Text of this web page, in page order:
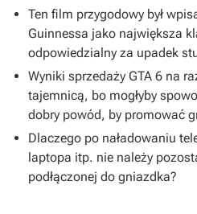
Ten film przygodowy był
Guinnessa jako największa
odpowiedzialny za upadek
Wyniki sprzedaży GTA 6 na
tajemnicą, bo mogłyby
dobry powód, by promować
Dlaczego po naładowaniu
laptopa itp. nie należy
podłączonej do gniazdka?